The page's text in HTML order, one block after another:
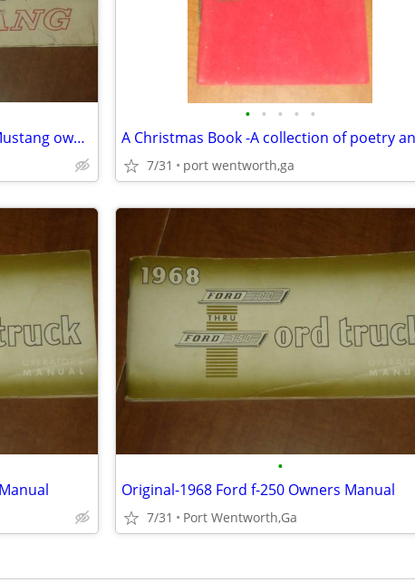
Nice-1966 Mustang GT-Original Mustang owners manual
• • • • •
7/31 port wentworth,ga
•
Original-1968 Ford f-250 Owners Manual
7/31 Port Wentworth,Ga